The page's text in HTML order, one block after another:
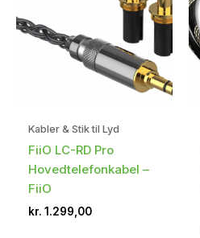
Kabler & Stik til Lyd
FiiO LC-RD Pro
Hovedtelefonkabel –
FiiO
kr. 1.299,00